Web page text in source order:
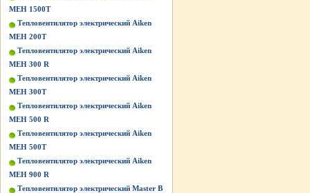
MEH 1500T
Тепловентилятор электрический Aiken
MEH 200T
Тепловентилятор электрический Aiken
MEH 300 R
Тепловентилятор электрический Aiken
MEH 300T
Тепловентилятор электрический Aiken
MEH 500 R
Тепловентилятор электрический Aiken
MEH 500T
Тепловентилятор электрический Aiken
MEH 900 R
Тепловентилятор электрический Master B